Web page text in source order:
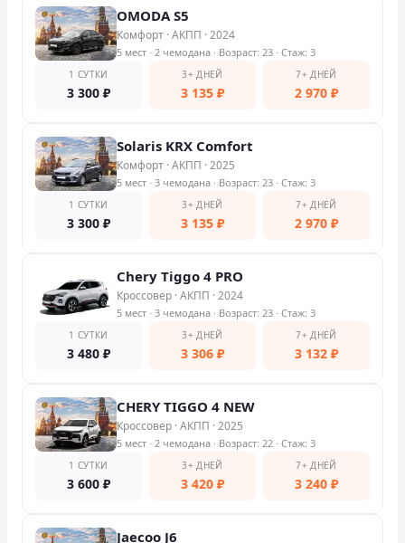
OMODA S5
Комфорт ·АКПП ·2024
5 мест · 2 чемодана · Возраст: 23 · Стаж: 3
1 СУТКИ
3 300 ₽
3+ ДНЕЙ
3 135 ₽
7+ ДНЕЙ
2 970 ₽
Solaris KRX Comfort
Комфорт ·АКПП ·2025
5 мест · 3 чемодана · Возраст: 23 · Стаж: 3
1 СУТКИ
3 300 ₽
3+ ДНЕЙ
3 135 ₽
7+ ДНЕЙ
2 970 ₽
Chery Tiggo 4 PRO
Кроссовер ·АКПП ·2024
5 мест · 3 чемодана · Возраст: 23 · Стаж: 3
1 СУТКИ
3 480 ₽
3+ ДНЕЙ
3 306 ₽
7+ ДНЕЙ
3 132 ₽
CHERY TIGGO 4 NEW
Кроссовер ·АКПП ·2025
5 мест · 2 чемодана · Возраст: 22 · Стаж: 3
1 СУТКИ
3 600 ₽
3+ ДНЕЙ
3 420 ₽
7+ ДНЕЙ
3 240 ₽
Jaecoo J6